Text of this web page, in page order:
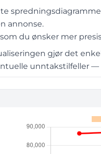
annonse.
du ønsker mer
gjør det
unntakstilfeller —